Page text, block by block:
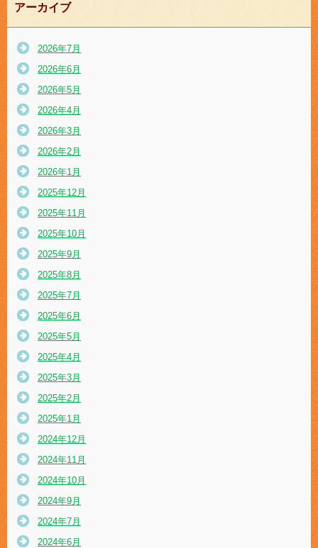
アーカイブ
2026年7月
2026年6月
2026年5月
2026年4月
2026年3月
2026年2月
2026年1月
2025年12月
2025年11月
2025年10月
2025年9月
2025年8月
2025年7月
2025年6月
2025年5月
2025年4月
2025年3月
2025年2月
2025年1月
2024年12月
2024年11月
2024年10月
2024年9月
2024年7月
2024年6月